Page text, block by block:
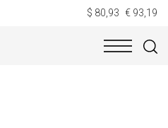
$ 80,93 € 93,19